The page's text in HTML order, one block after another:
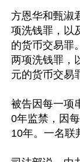
方恩华和甄淑
项洗钱罪，以
的货币交易罪
两项洗钱罪，
元的货币交易
被告因每一项
0年监禁，因
10年。一名联